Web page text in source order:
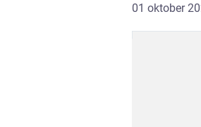
01 oktober